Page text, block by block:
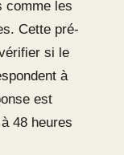
comme les
Cette pré-
si le
à
est
48 heures